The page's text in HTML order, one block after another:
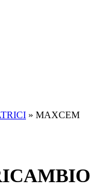
» MAXCEM